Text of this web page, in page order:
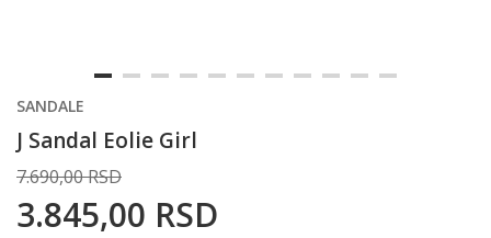
SANDALE
J Sandal Eolie Girl
7.690,00RSD
3.845,00 RSD